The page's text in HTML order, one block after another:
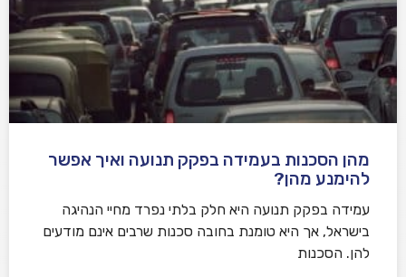
מהן הסכנות בעמידה בפקק תנועה ואיך אפשר
להימנע מהן?
עמידה בפקק תנועה היא חלק בלתי נפרד מחיי הנהיגה
בישראל, אך היא טומנת בחובה סכנות שרבים אינם מודעים
להן. הסכנות